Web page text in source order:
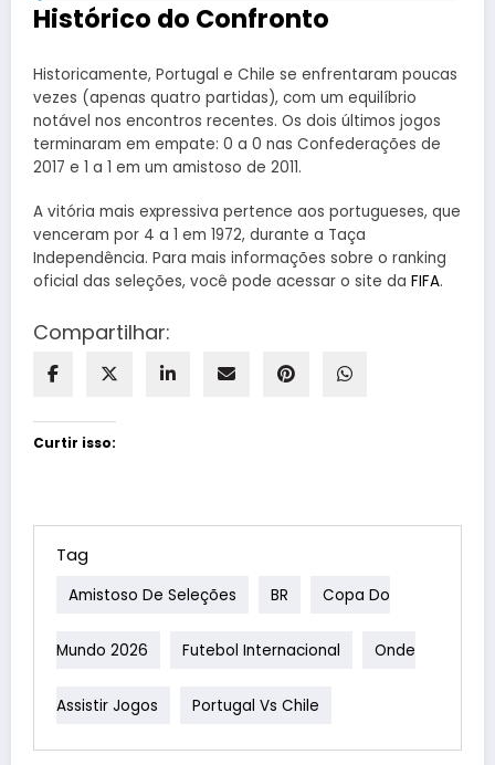
Histórico do Confronto
Historicamente, Portugal e Chile se enfrentaram poucas
vezes (apenas quatro partidas), com um equilíbrio
notável nos encontros recentes. Os dois últimos jogos
terminaram em empate: 0 a 0 nas Confederações de
2017 e 1 a 1 em um amistoso de 2011.
A vitória mais expressiva pertence aos portugueses, que
venceram por 4 a 1 em 1972, durante a Taça
Independência. Para mais informações sobre o ranking
oficial das seleções, você pode acessar o site da FIFA.
Compartilhar:
Curtir isso:
Tag
Amistoso De Seleções BR Copa Do
Mundo 2026 Futebol Internacional Onde
Assistir Jogos Portugal Vs Chile